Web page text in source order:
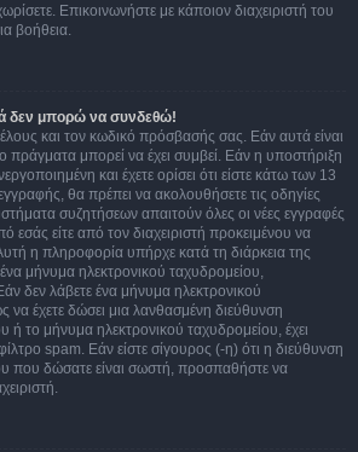
Επικοινωνήστε με κάποιον διαχειριστή του
βοήθεια.
δεν μπορώ να συνδεθώ!
και τον κωδικό πρόσβασής σας. Εάν αυτά είναι
πράγματα μπορεί να έχει συμβεί. Εάν η υποστήριξη
και έχετε ορίσει ότι είστε κάτω των 13
θα πρέπει να ακολουθήσετε τις οδηγίες
συζητήσεων απαιτούν όλες οι νέες εγγραφές
εσάς είτε από τον διαχειριστή προκειμένου να
η πληροφορία υπήρχε κατά τη διάρκεια της
μήνυμα ηλεκτρονικού ταχυδρομείου,
δεν λάβετε ένα μήνυμα ηλεκτρονικού
να έχετε δώσει μια λανθασμένη διεύθυνση
ή το μήνυμα ηλεκτρονικού ταχυδρομείου, έχει
spam. Εάν είστε σίγουρος (-η) ότι η διεύθυνση
που δώσατε είναι σωστή, προσπαθήστε να